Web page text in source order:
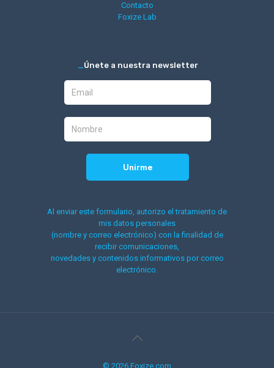
Contacto
Foxize Lab
_Únete a nuestra newsletter
Al enviar este formulario, autorizo el tratamiento de
mis datos personales
(nombre y correo electrónico) con la finalidad de
recibir comunicaciones,
novedades y contenidos informativos por correo
electrónico.
© 2026 Foxize.com